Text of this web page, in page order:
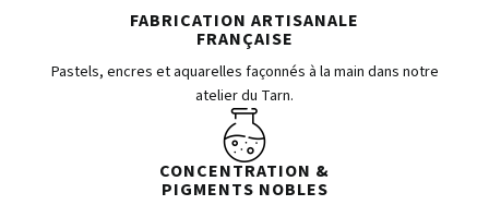
FABRICATION ARTISANALE
FRANÇAISE
Pastels, encres et aquarelles façonnés à la main dans notre
atelier du Tarn.
CONCENTRATION &
PIGMENTS NOBLES